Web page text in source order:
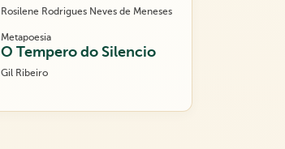
Rosilene Rodrigues Neves de Meneses
Metapoesia
O Tempero do Silencio
Gil Ribeiro